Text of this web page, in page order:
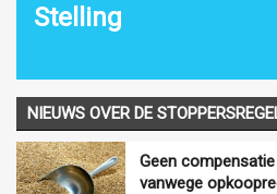
Stelling
NIEUWS OVER DE
Geen
vanwege